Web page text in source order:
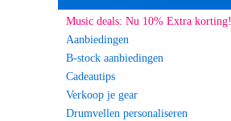
Music deals: Nu 10% Extra korting!
Aanbiedingen
B-stock aanbiedingen
Cadeautips
Verkoop je gear
Drumvellen personaliseren